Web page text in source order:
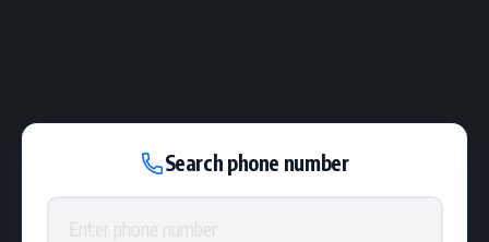
Search phone number
Phone number